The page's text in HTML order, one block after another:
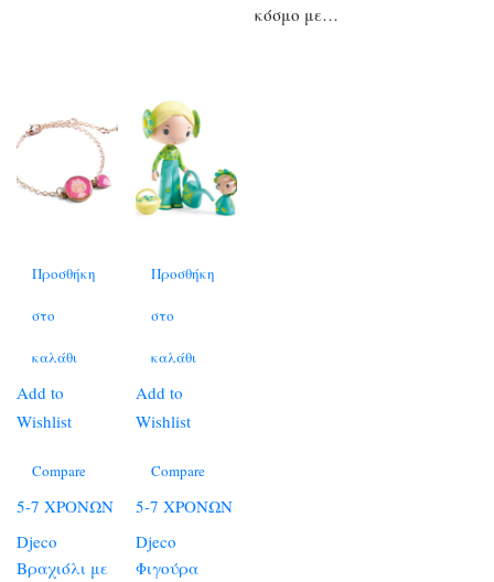
κόσμο με…
Προσθήκη
στο
καλάθι
Add to
Wishlist
Compare
5-7 ΧΡΟΝΩΝ
Djeco
Βραχιόλι με
Προσθήκη
στο
καλάθι
Add to
Wishlist
Compare
5-7 ΧΡΟΝΩΝ
Djeco
Φιγούρα